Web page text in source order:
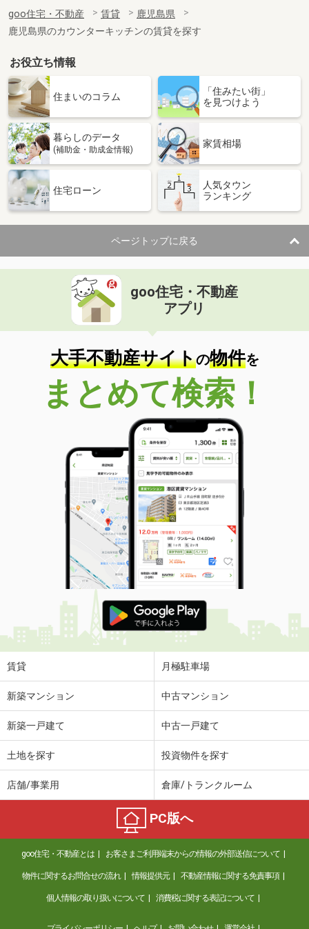
専有面積
26.71m²
間取り
1K
鹿児島県薩摩川内市平佐町
価 格
6.50万円
鹿児島県薩摩川内市平佐町
専有面積 60m²
間取り
鹿児島県鹿児島市原良６丁目
住 所
鹿児島県鹿児島市原良６丁目
専有面積 18m²
間取り
ワンルーム
鹿児島県薩摩川内市中郷町
価 格
住 所
鹿児島県薩摩川内市中郷町
専有面積 51.67m²
間取り
2LDK
鹿児島県いちき串木野市東島平町
価 格
4.05万円
鹿児島県いちき串木野市東島平町
42.8m²
間取り
1LDK
鹿児島県薩摩川内市天辰町
価 格
4.35万円
住 所
鹿児島県薩摩川内市天辰町
専有面積 57.23m²
間取り
2LDK
鹿児島県鹿児島市上之園町
価 格
6.40万円
住 所
鹿児島県鹿児島市上之園町
専有面積
鹿児島県姶良郡湧水町川西
4.30万円
鹿児島県姶良市東餅田
5万円
住 所
鹿児島県姶良市東餅田
専有面積 53.62m²
間取り
2LDK
鹿児島県鹿児島市真砂町
goo住宅・不動産 賃貸
鹿児島県
鹿児島県のカウンターキッチンの賃貸を探す
お役立ち情報
住まいのコラム
「住みたい街」
を見つけよう
暮らしのデータ
(補助金・助成金情報)
家賃相場
住宅ローン
人気タウン
ランキング
ページトップに戻る
goo住宅・不動産
アプリ
大手不動産サイトの物件を
まとめて検索！
賃貸 月極駐車場
新築マンション 中古マンション
新築一戸建て 中古一戸建て
土地を探す 投資物件を探す
店舗/事業用 倉庫/トランクルーム
PC版へ
goo住宅・不動産とは お客さまご利用端末からの情報の外部送信について
物件に関するお問合せの流れ 情報提供元 不動産情報に関する免責事項
個人情報の取り扱いについて 消費税に関する表記について